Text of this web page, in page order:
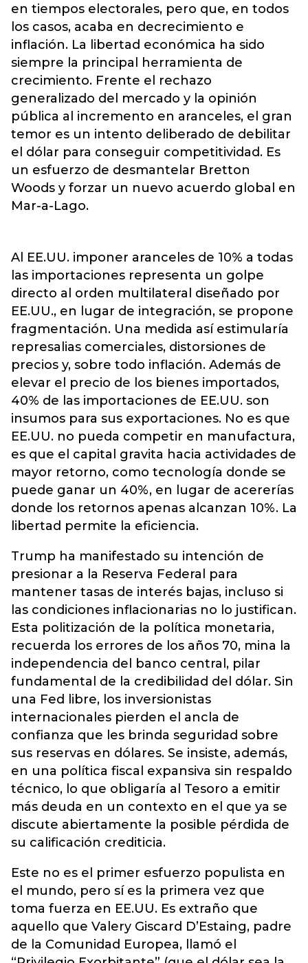
en tiempos electorales, pero que, en todos
los casos, acaba en decrecimiento e
inflación. La libertad económica ha sido
siempre la principal herramienta de
crecimiento. Frente el rechazo
generalizado del mercado y la opinión
pública al incremento en aranceles, el gran
temor es un intento deliberado de debilitar
el dólar para conseguir competitividad. Es
un esfuerzo de desmantelar Bretton
Woods y forzar un nuevo acuerdo global en
Mar-a-Lago.
Al EE.UU. imponer aranceles de 10% a todas
las importaciones representa un golpe
directo al orden multilateral diseñado por
EE.UU., en lugar de integración, se propone
fragmentación. Una medida así estimularía
represalias comerciales, distorsiones de
precios y, sobre todo inflación. Además de
elevar el precio de los bienes importados,
40% de las importaciones de EE.UU. son
insumos para sus exportaciones. No es que
EE.UU. no pueda competir en manufactura,
es que el capital gravita hacia actividades de
mayor retorno, como tecnología donde se
puede ganar un 40%, en lugar de acererías
donde los retornos apenas alcanzan 10%. La
libertad permite la eficiencia.
Trump ha manifestado su intención de
presionar a la Reserva Federal para
mantener tasas de interés bajas, incluso si
las condiciones inflacionarias no lo justifican.
Esta politización de la política monetaria,
recuerda los errores de los años 70, mina la
independencia del banco central, pilar
fundamental de la credibilidad del dólar. Sin
una Fed libre, los inversionistas
internacionales pierden el ancla de
confianza que les brinda seguridad sobre
sus reservas en dólares. Se insiste, además,
en una política fiscal expansiva sin respaldo
técnico, lo que obligaría al Tesoro a emitir
más deuda en un contexto en el que ya se
discute abiertamente la posible pérdida de
su calificación crediticia.
Este no es el primer esfuerzo populista en
el mundo, pero sí es la primera vez que
toma fuerza en EE.UU. Es extraño que
aquello que Valery Giscard D’Estaing, padre
de la Comunidad Europea, llamó el